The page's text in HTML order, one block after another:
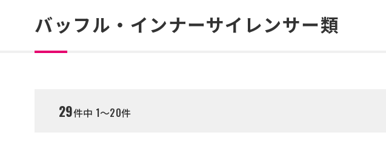
バッフル・インナーサイレンサー類
29件中 1～20件